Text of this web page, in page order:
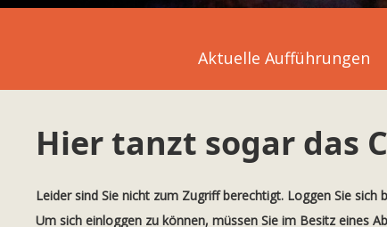
Aktuelle Aufführungen
Hier tanzt sogar das
Leider sind Sie nicht zum Zugriff berechtigt. Loggen Sie sich
Um sich einloggen zu können, müssen Sie im Besitz eines